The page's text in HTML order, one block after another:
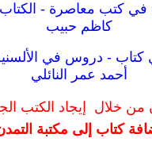
كتب معاصرة - الكتاب
كاظم حبيب
كتاب - دروس في
أحمد عمر النائلي
من خلال إيجاد الكتب
كتاب إلى مكتبة